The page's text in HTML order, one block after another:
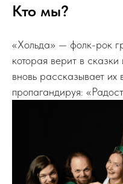
Кто мы?
«Хольда» — фолк-рок
которая верит в
вновь рассказывает их
пропагандируя: